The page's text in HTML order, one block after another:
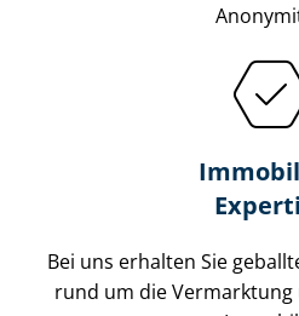
Bei uns erhalten Sie
rund um die